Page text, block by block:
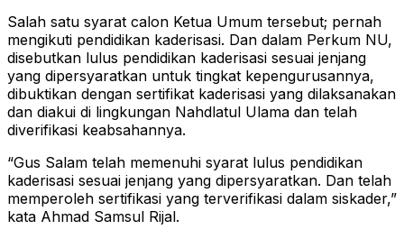
Salah satu syarat calon Ketua Umum tersebut; pernah
mengikuti pendidikan kaderisasi. Dan dalam Perkum NU,
disebutkan lulus pendidikan kaderisasi sesuai jenjang
yang dipersyaratkan untuk tingkat kepengurusannya,
dibuktikan dengan sertifikat kaderisasi yang dilaksanakan
dan diakui di lingkungan Nahdlatul Ulama dan telah
diverifikasi keabsahannya.
“Gus Salam telah memenuhi syarat lulus pendidikan
kaderisasi sesuai jenjang yang dipersyaratkan. Dan telah
memperoleh sertifikasi yang terverifikasi dalam siskader,”
kata Ahmad Samsul Rijal.